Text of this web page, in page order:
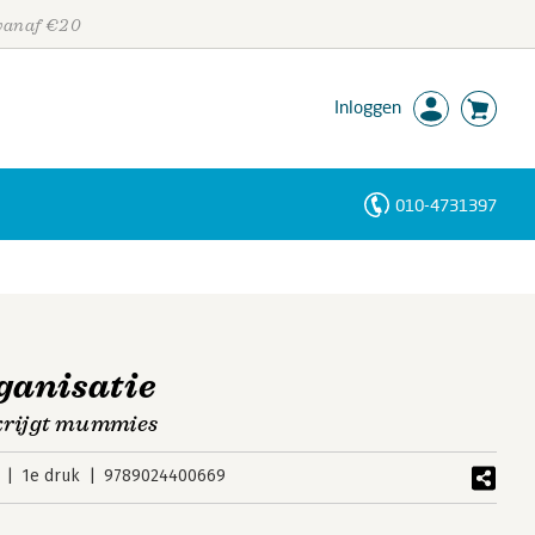
€20
Inloggen
010-4731397
mummies
1e druk 9789024400669
Personen